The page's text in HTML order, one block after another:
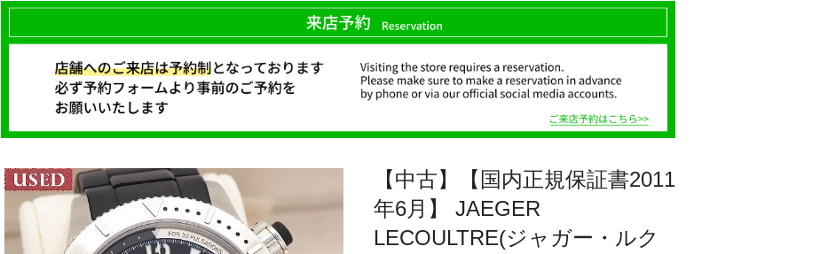
【中古】【国内正規保証書2011
年6月】 JAEGER
LECOULTRE(ジャガー・ルク